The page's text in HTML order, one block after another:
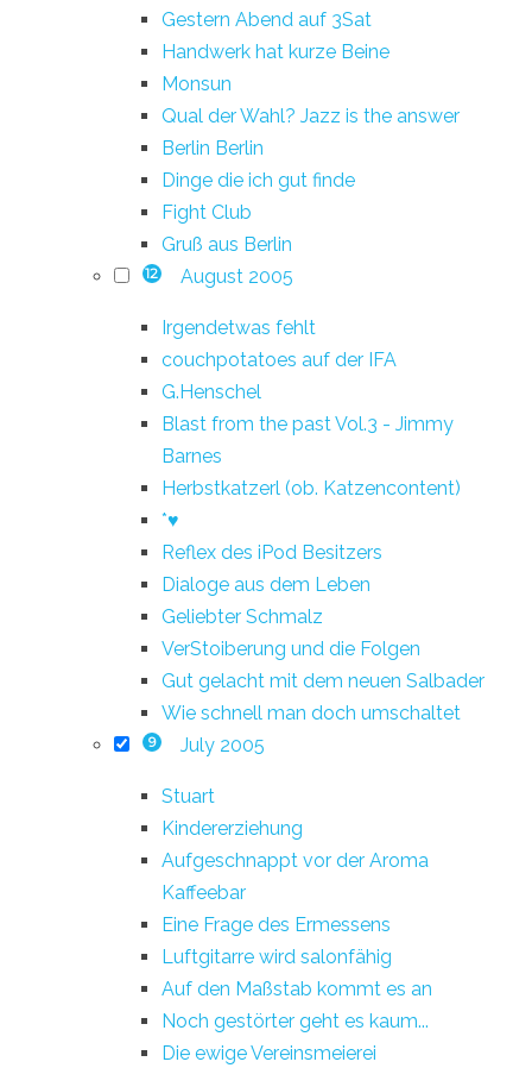
Gestern Abend auf 3Sat
Handwerk hat kurze Beine
Monsun
Qual der Wahl? Jazz is the answer
Berlin Berlin
Dinge die ich gut finde
Fight Club
Gruß aus Berlin
12 August 2005
Irgendetwas fehlt
couchpotatoes auf der IFA
G.Henschel
Blast from the past Vol.3 - Jimmy
Barnes
Herbstkatzerl (ob. Katzencontent)
*♥
Reflex des iPod Besitzers
Dialoge aus dem Leben
Geliebter Schmalz
VerStoiberung und die Folgen
Gut gelacht mit dem neuen Salbader
Wie schnell man doch umschaltet
9 July 2005
Stuart
Kindererziehung
Aufgeschnappt vor der Aroma
Kaffeebar
Eine Frage des Ermessens
Luftgitarre wird salonfähig
Auf den Maßstab kommt es an
Noch gestörter geht es kaum...
Die ewige Vereinsmeierei